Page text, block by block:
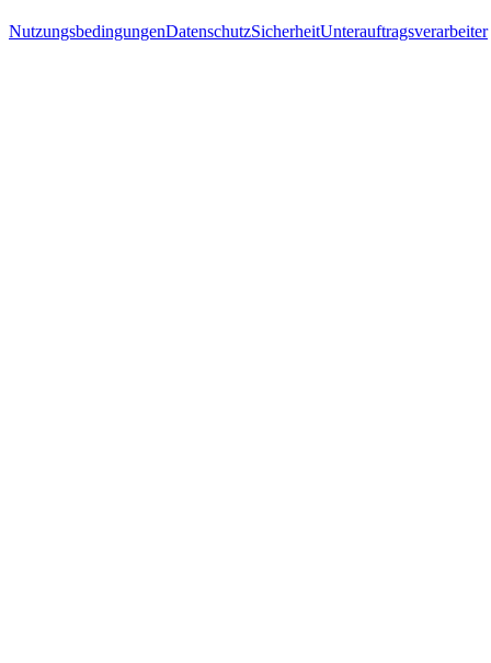
NutzungsbedingungenDatenschutzSicherheitUnterauftragsverarbeiter